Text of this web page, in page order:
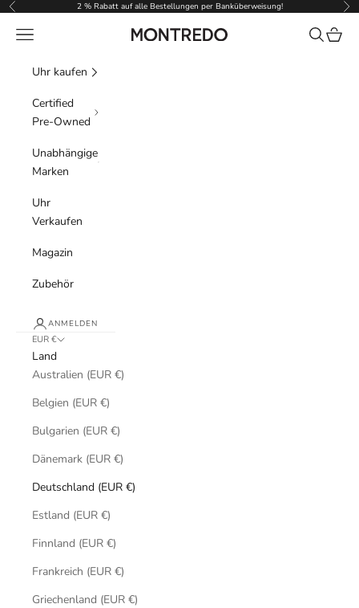
Zum Inhalt springen
Zurück 2 % Rabatt auf alle Bestellungen per Banküberweisung! Vor
Montredo
Menü Suchen
Uhr kaufen
Certified
Pre-Owned
Unabhängige
Marken
Uhr
Verkaufen
Magazin
Zubehör
ANMELDEN
EUR €
Land
Australien (EUR €)
Belgien (EUR €)
Bulgarien (EUR €)
Dänemark (EUR €)
Deutschland (EUR €)
Estland (EUR €)
Finnland (EUR €)
Frankreich (EUR €)
Griechenland (EUR €)